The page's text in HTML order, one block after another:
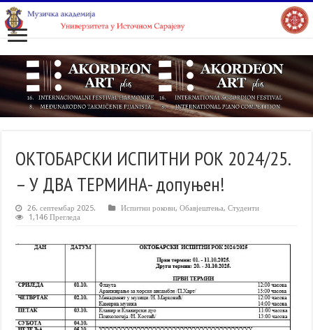
ОКТОБАРСКИ ИСПИТНИ РОК 2024/25.
– У ДВА ТЕРМИНА- допуњен!
26. септембар 2025. Испитни рокови,Обавјештења,Студенти
1,146 Прегледа